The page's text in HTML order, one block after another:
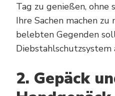
Tag zu genießen, ohne
Ihre Sachen machen zu
belebten Gegenden
Diebstahlschutzsystem
2. Gepäck